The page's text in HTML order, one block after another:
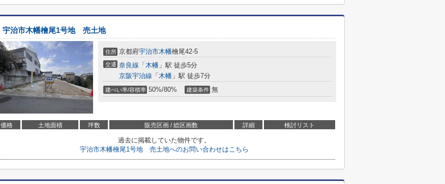
宇治市木幡檜尾1号地 売土地
住所 京都府宇治市木幡檜尾42-5
交通 奈良線 「 木幡 」駅 徒歩5分
京阪宇治線 「 木幡 」駅 徒歩7分
建ぺい率/容積率 50%/80% 建築条件 無
価格 土地面積 坪数 販売区画 / 総区画数 詳細 検討リスト
過去に掲載していた物件です。
宇治市木幡檜尾1号地 売土地へのお問い合わせはこちら